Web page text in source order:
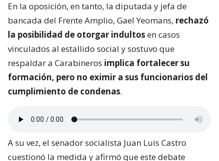
En la oposición, en tanto, la diputada y jefa de
bancada del Frente Amplio, Gael Yeomans, rechazó
la posibilidad de otorgar indultosen casos
vinculados al estallido social y sostuvo que
respaldar a Carabineros implica fortalecer su
formación, pero no eximir a sus funcionarios del
cumplimiento de condenas.
A su vez, el senador socialista Juan Luis Castro
cuestionó la medida y afirmó que este debate